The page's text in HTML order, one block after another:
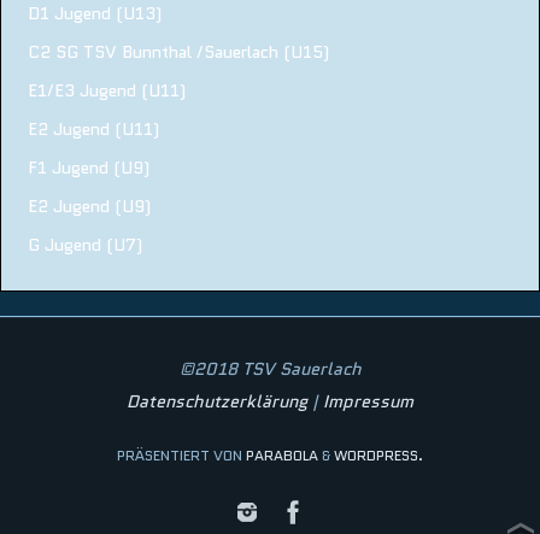
D1 Jugend (U13)
C2 SG TSV Bunnthal /Sauerlach (U15)
E1/E3 Jugend (U11)
E2 Jugend (U11)
F1 Jugend (U9)
E2 Jugend (U9)
G Jugend (U7)
©2018 TSV Sauerlach
Datenschutzerklärung| Impressum
PRÄSENTIERT VON PARABOLA&WORDPRESS.